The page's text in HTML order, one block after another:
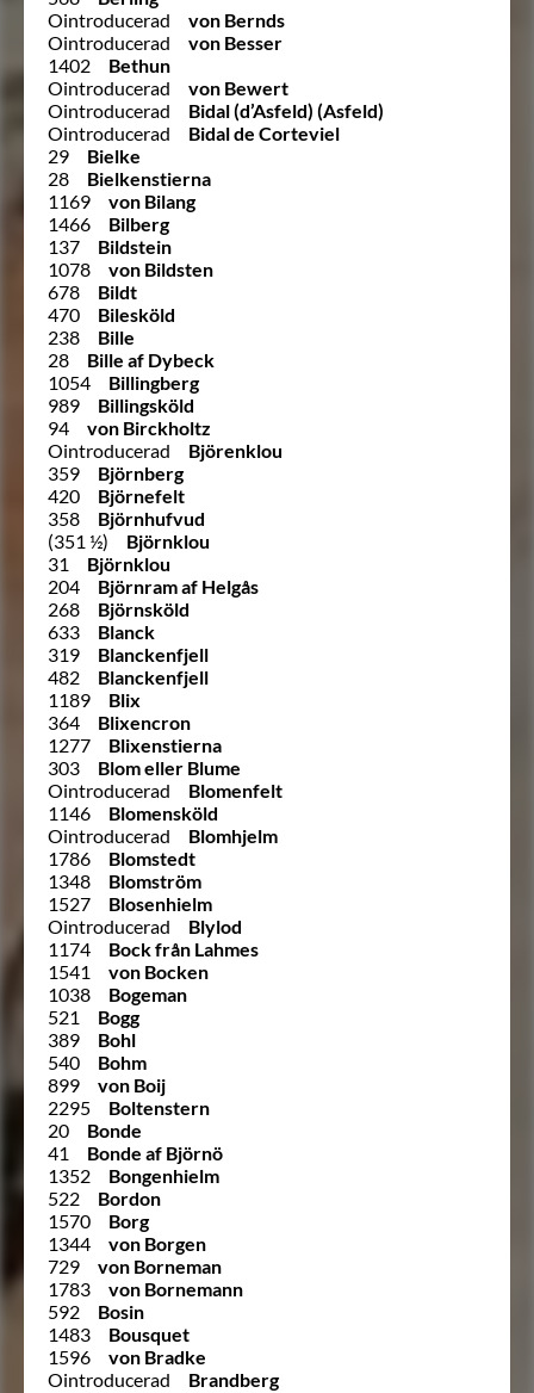
Ointroducerad
von Bernds
Ointroducerad
von Besser
1402
Bethun
Ointroducerad
von Bewert
Ointroducerad
Bidal (d’Asfeld) (Asfeld)
Ointroducerad
Bidal de Corteviel
29
Bielke
28
Bielkenstierna
1169
von Bilang
1466
Bilberg
137
Bildstein
1078
von Bildsten
678
Bildt
470
Bilesköld
238
Bille
28
Bille af Dybeck
1054
Billingberg
989
Billingsköld
94
von Birckholtz
Ointroducerad
Björenklou
359
Björnberg
420
Björnefelt
358
Björnhufvud
(351 ½)
Björnklou
31
Björnklou
204
Björnram af Helgås
268
Björnsköld
633
Blanck
319
Blanckenfjell
482
Blanckenfjell
1189
Blix
364
Blixencron
1277
Blixenstierna
303
Blom eller Blume
Ointroducerad
Blomenfelt
1146
Blomensköld
Ointroducerad
Blomhjelm
1786
Blomstedt
1348
Blomström
1527
Blosenhielm
Ointroducerad
Blylod
1174
Bock från Lahmes
1541
von Bocken
1038
Bogeman
521
Bogg
389
Bohl
540
Bohm
899
von Boij
2295
Boltenstern
20
Bonde
41
Bonde af Björnö
1352
Bongenhielm
522
Bordon
1570
Borg
1344
von Borgen
729
von Borneman
1783
von Bornemann
592
Bosin
1483
Bousquet
1596
von Bradke
Ointroducerad
Brandberg